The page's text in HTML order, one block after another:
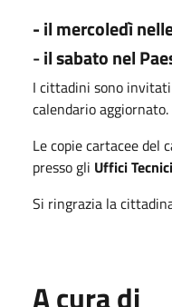
- il mercoledì
-il sabato nel
I cittadini sono
calendario aggiornato.
Le copie cartacee del
presso gli Uffici
Si ringrazia la
A cura di